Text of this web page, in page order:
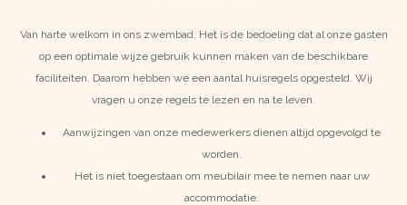
Van harte welkom in ons zwembad. Het is de bedoeling dat al onze gasten
op een optimale wijze gebruik kunnen maken van de beschikbare
faciliteiten. Daarom hebben we een aantal huisregels opgesteld. Wij
vragen u onze regels te lezen en na te leven.
Aanwijzingen van onze medewerkers dienen altijd opgevolgd te
worden.
Het is niet toegestaan om meubilair mee te nemen naar uw
accommodatie.